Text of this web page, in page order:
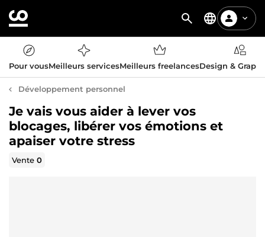
Pour vousMeilleurs servicesMeilleurs freelancesDesign &
Développement personnel
Je vais vous aider à lever vos
blocages, libérer vos émotions et
apaiser votre stress
Vente0